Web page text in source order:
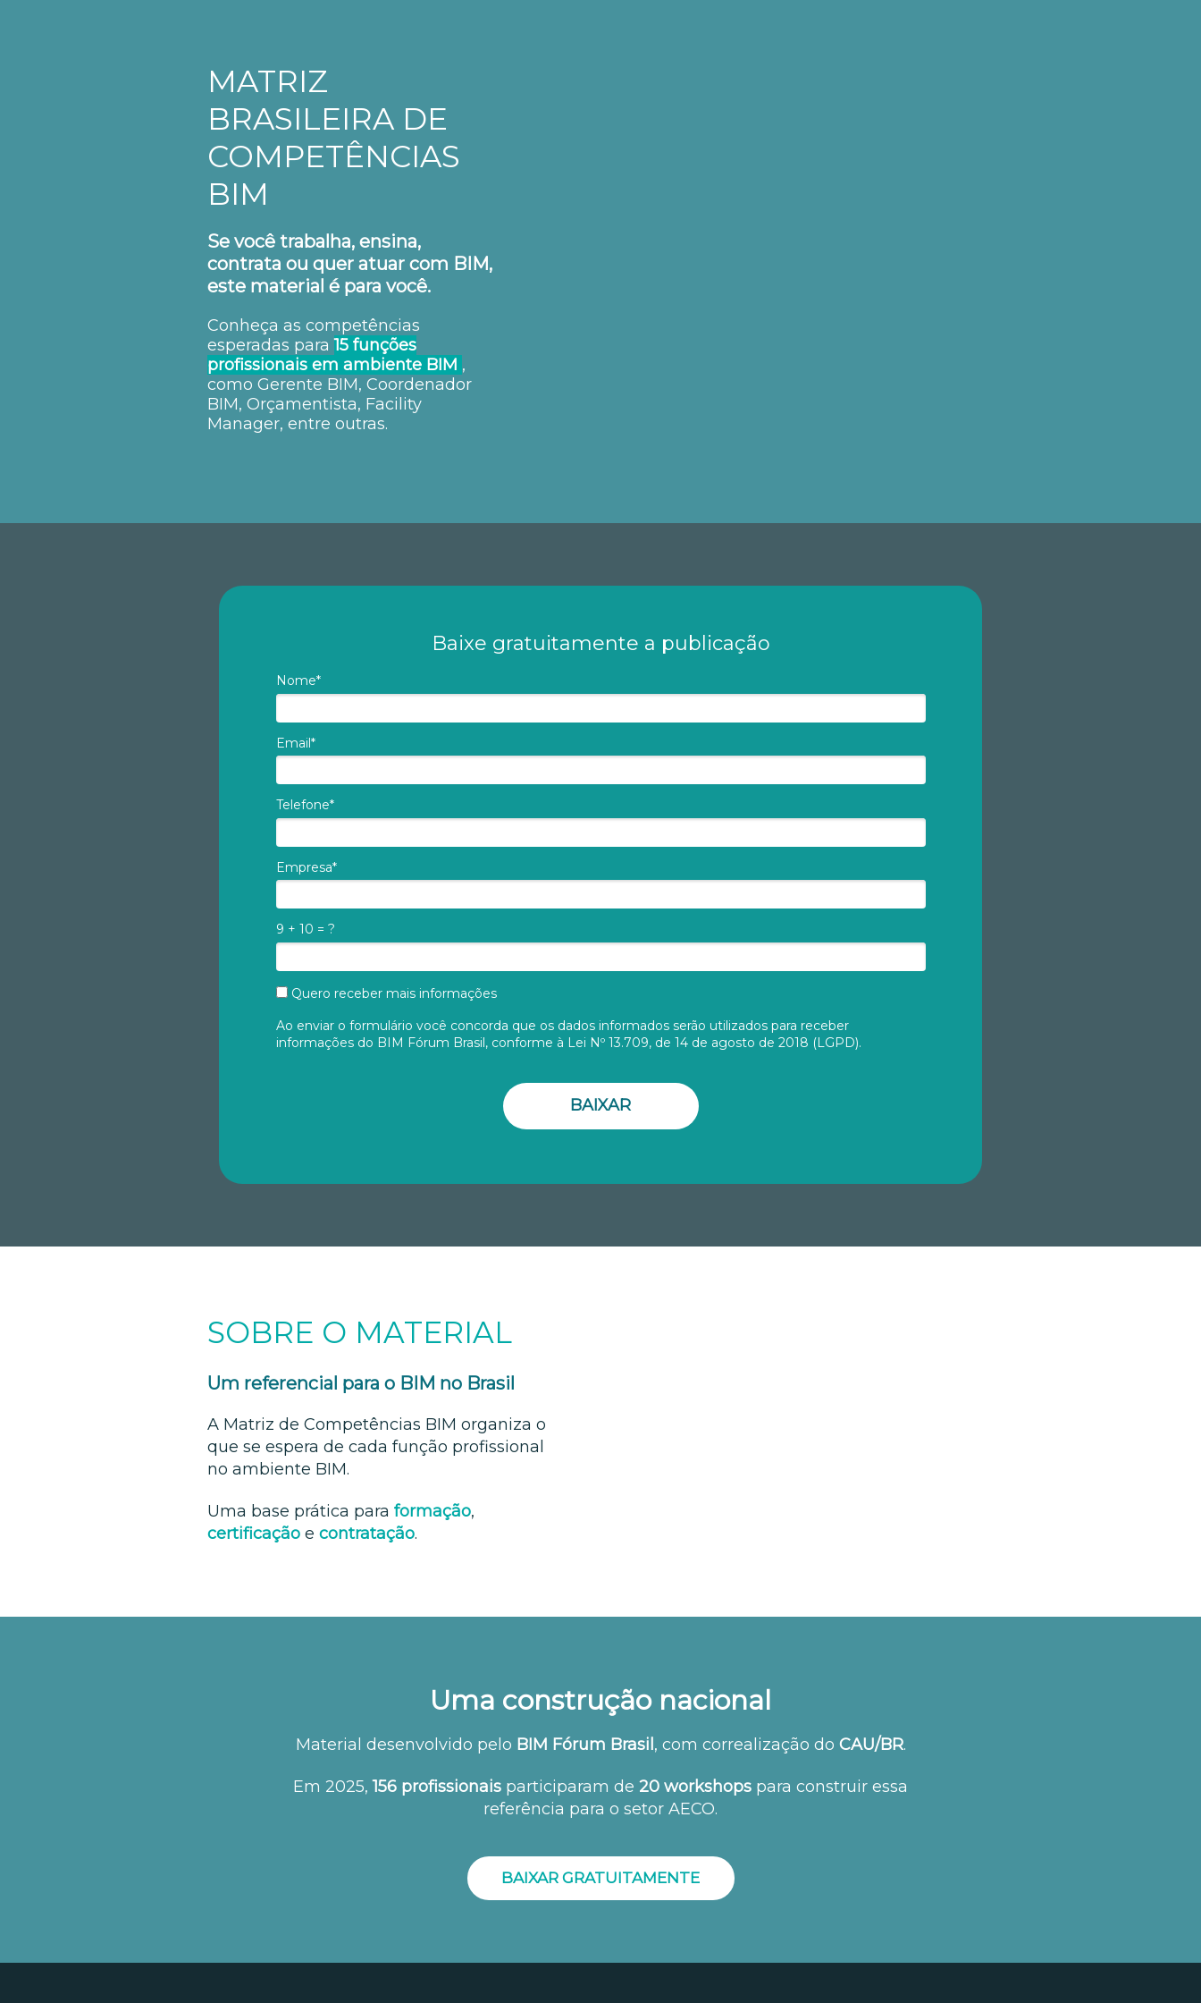
MATRIZ
BRASILEIRA DE
COMPETÊNCIAS
BIM
Se você trabalha, ensina,
contrata ou quer atuar com BIM,
este material é para você.
Conheça as competências
esperadas para15 funções
profissionais em ambiente BIM ,
como Gerente BIM, Coordenador
BIM, Orçamentista, Facility
Manager, entre outras.
Baixe gratuitamente a publicação
Nome*
Email*
Telefone*
Empresa*
9 + 10 = ?
Quero receber mais informações
Ao enviar o formulário você concorda que os dados informados serão utilizados para receber
informações do BIM Fórum Brasil, conforme à Lei Nº 13.709, de 14 de agosto de 2018 (LGPD).
BAIXAR
SOBRE O MATERIAL
Um referencial para o BIM no Brasil
A Matriz de Competências BIM organiza o
que se espera de cada função profissional
no ambiente BIM.
Uma base prática para formação,
certificação e contratação.
Uma construção nacional
Material desenvolvido pelo BIM Fórum Brasil , com correalização do CAU/BR.
Em 2025,156 profissionais participaram de 20 workshops para construir essa
referência para o setor AECO.
BAIXAR GRATUITAMENTE